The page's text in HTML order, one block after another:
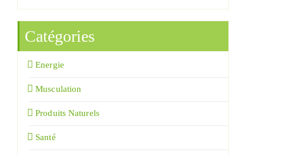
Catégories
Energie
Musculation
Produits Naturels
Santé